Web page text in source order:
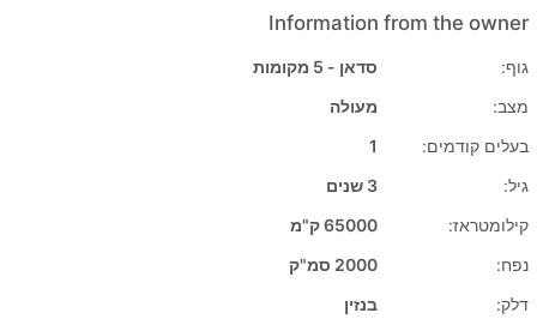
Information from the owner
גוף:
סדאן - 5 מקומות
מצב:
מעולה
בעלים קודמים:
1
גיל:
3 שנים
קילומטראז:
65000 ק"מ
נפח:
2000 סמ"ק
דלק:
בנזין